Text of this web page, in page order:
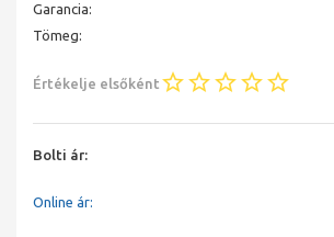
Garancia:
Tömeg:
Értékelje elsőként
Bolti ár:
Online ár: